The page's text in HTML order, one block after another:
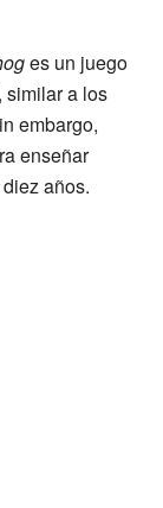
es un juego
similar a los
embargo,
enseñar
años.